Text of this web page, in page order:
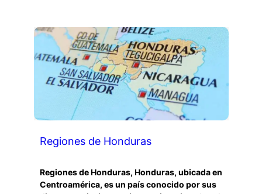
Regiones de Honduras
Regiones de Honduras, Honduras, ubicada en
Centroamérica, es un país conocido por sus